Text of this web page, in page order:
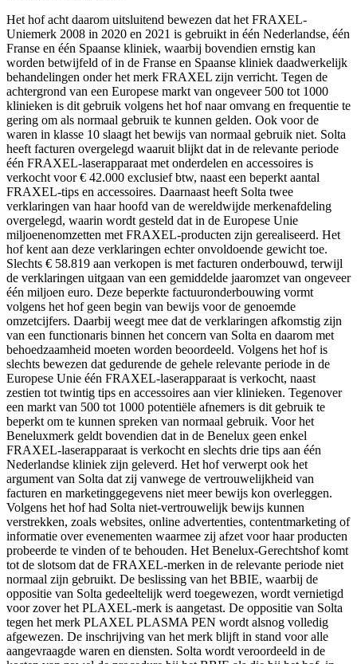
Het hof acht daarom uitsluitend bewezen dat het FRAXEL-
Uniemerk 2008 in 2020 en 2021 is gebruikt in één Nederlandse, één
Franse en één Spaanse kliniek, waarbij bovendien ernstig kan
worden betwijfeld of in de Franse en Spaanse kliniek daadwerkelijk
behandelingen onder het merk FRAXEL zijn verricht. Tegen de
achtergrond van een Europese markt van ongeveer 500 tot 1000
klinieken is dit gebruik volgens het hof naar omvang en frequentie te
gering om als normaal gebruik te kunnen gelden. Ook voor de
waren in klasse 10 slaagt het bewijs van normaal gebruik niet. Solta
heeft facturen overgelegd waaruit blijkt dat in de relevante periode
één FRAXEL-laserapparaat met onderdelen en accessoires is
verkocht voor € 42.000 exclusief btw, naast een beperkt aantal
FRAXEL-tips en accessoires. Daarnaast heeft Solta twee
verklaringen van haar hoofd van de wereldwijde merkenafdeling
overgelegd, waarin wordt gesteld dat in de Europese Unie
miljoenenomzetten met FRAXEL-producten zijn gerealiseerd. Het
hof kent aan deze verklaringen echter onvoldoende gewicht toe.
Slechts € 58.819 aan verkopen is met facturen onderbouwd, terwijl
de verklaringen uitgaan van een gemiddelde jaaromzet van ongeveer
één miljoen euro. Deze beperkte factuuronderbouwing vormt
volgens het hof geen begin van bewijs voor de genoemde
omzetcijfers. Daarbij weegt mee dat de verklaringen afkomstig zijn
van een functionaris binnen het concern van Solta en daarom met
behoedzaamheid moeten worden beoordeeld. Volgens het hof is
slechts bewezen dat gedurende de gehele relevante periode in de
Europese Unie één FRAXEL-laserapparaat is verkocht, naast
zestien tot twintig tips en accessoires aan vier klinieken. Tegenover
een markt van 500 tot 1000 potentiële afnemers is dit gebruik te
beperkt om te kunnen spreken van normaal gebruik. Voor het
Beneluxmerk geldt bovendien dat in de Benelux geen enkel
FRAXEL-laserapparaat is verkocht en slechts drie tips aan één
Nederlandse kliniek zijn geleverd. Het hof verwerpt ook het
argument van Solta dat zij vanwege de vertrouwelijkheid van
facturen en marketinggegevens niet meer bewijs kon overleggen.
Volgens het hof had Solta niet-vertrouwelijk bewijs kunnen
verstrekken, zoals websites, online advertenties, contentmarketing of
informatie over evenementen waarmee zij afzet voor haar producten
probeerde te vinden of te behouden. Het Benelux-Gerechtshof komt
tot de slotsom dat de FRAXEL-merken in de relevante periode niet
normaal zijn gebruikt. De beslissing van het BBIE, waarbij de
oppositie van Solta gedeeltelijk werd toegewezen, wordt vernietigd
voor zover het PLAXEL-merk is aangetast. De oppositie van Solta
tegen het merk PLAXEL PLASMA PEN wordt alsnog volledig
afgewezen. De inschrijving van het merk blijft in stand voor alle
aangevraagde waren en diensten. Solta wordt veroordeeld in de